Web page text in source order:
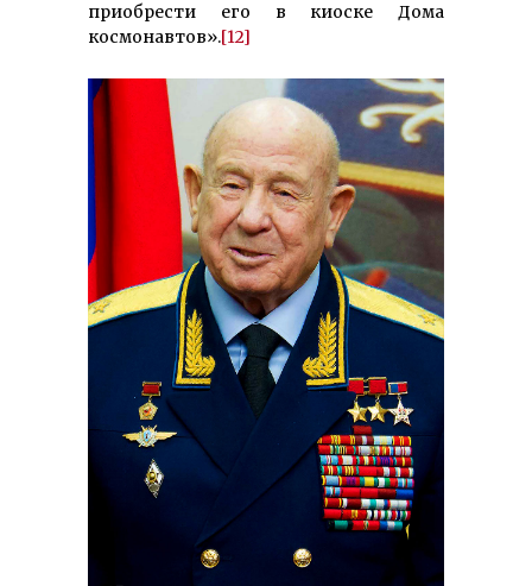
приобрести его в киоске Дома
космонавтов».[12]